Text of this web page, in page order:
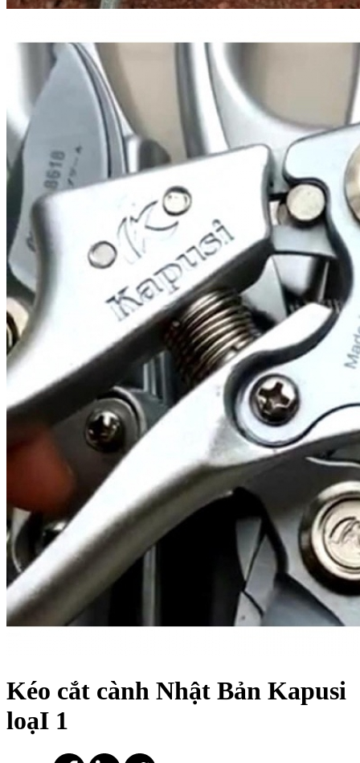
Kéo cắt cành Nhật Bản Kapusi
loạI 1